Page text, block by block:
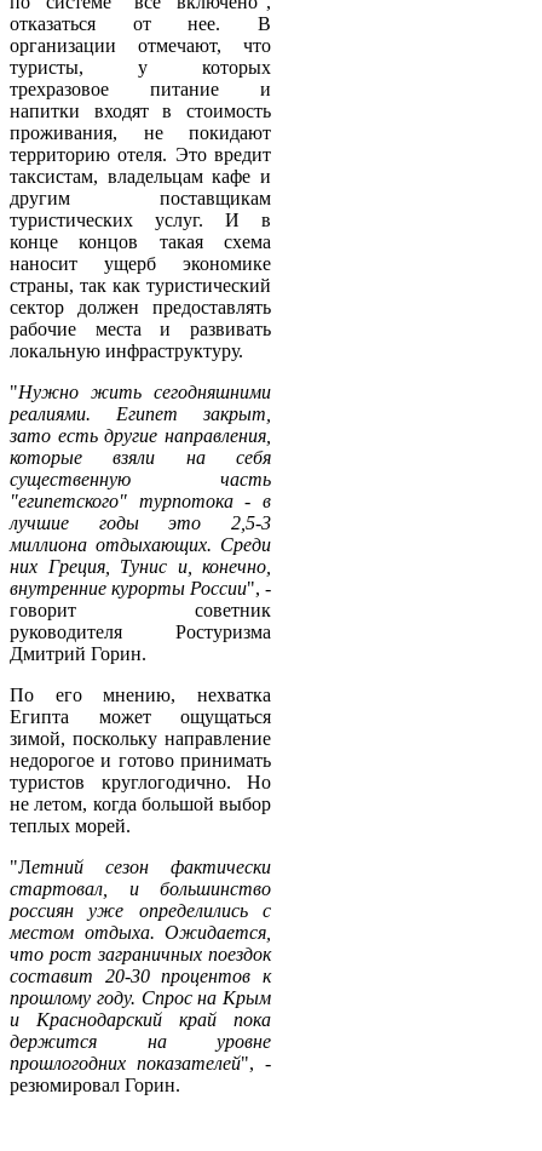
отказаться от нее. В
организации отмечают, что
туристы, у которых
трехразовое питание и
напитки входят в стоимость
проживания, не покидают
территорию отеля. Это вредит
таксистам, владельцам кафе и
другим поставщикам
туристических услуг. И в
конце концов такая схема
наносит ущерб экономике
страны, так как туристический
сектор должен предоставлять
рабочие места и развивать
локальную инфраструктуру.
"Нужно жить сегодняшними
реалиями. Египет закрыт,
зато есть другие направления,
которые взяли на себя
существенную часть
"египетского" турпотока - в
лучшие годы это 2,5-3
миллиона отдыхающих. Среди
них Греция, Тунис и, конечно,
внутренние курорты России", -
говорит советник
руководителя Ростуризма
Дмитрий Горин.
По его мнению, нехватка
Египта может ощущаться
зимой, поскольку направление
недорогое и готово принимать
туристов круглогодично. Но
не летом, когда большой выбор
теплых морей.
"Летний сезон фактически
стартовал, и большинство
россиян уже определились с
местом отдыха. Ожидается,
что рост заграничных поездок
составит 20-30 процентов к
прошлому году. Спрос на Крым
и Краснодарский край пока
держится на уровне
прошлогодних показателей", -
резюмировал Горин.